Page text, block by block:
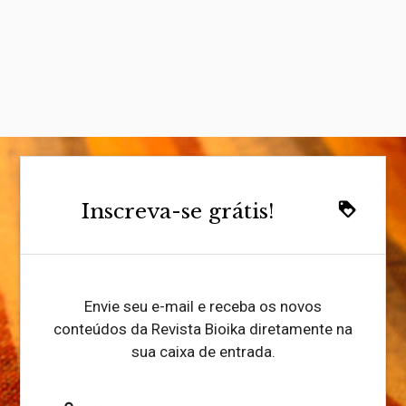
loyalty
Inscreva-se grátis!
Envie seu e-mail e receba os novos
conteúdos da Revista Bioika diretamente na
sua caixa de entrada.